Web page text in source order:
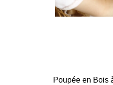
Poupée en Bois